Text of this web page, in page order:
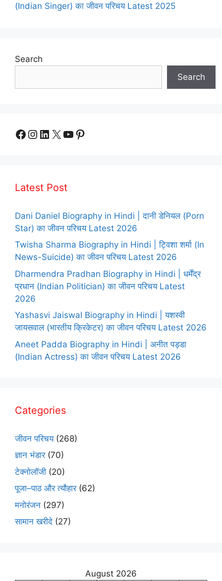
(Indian Singer) का जीवन परिचय Latest 2025
Search
Search
Facebook
Instagram
LinkedIn
X YouTube
Pinterest
Latest Post
Dani Daniel Biography in Hindi | दानी डेनियल (Porn
Star) का जीवन परिचय Latest 2026
Twisha Sharma Biography in Hindi | ट्विशा शर्मा (In
News-Suicide) का जीवन परिचय Latest 2026
Dharmendra Pradhan Biography in Hindi | धर्मेंद्र
प्रधान (Indian Politician) का जीवन परिचय Latest
2026
Yashasvi Jaiswal Biography in Hindi | यशस्वी
जायसवाल (भारतीय क्रिकेटर) का जीवन परिचय Latest 2026
Aneet Padda Biography in Hindi | अनीत पड्डा
(Indian Actress) का जीवन परिचय Latest 2026
Categories
जीवन परिचय(268)
ज्ञान भंडार(70)
टेक्नोलॉजी (20)
पूजा–पाठ और त्यौहार(62)
मनोरंजन (297)
सामान खरीदे (27)
August 2026